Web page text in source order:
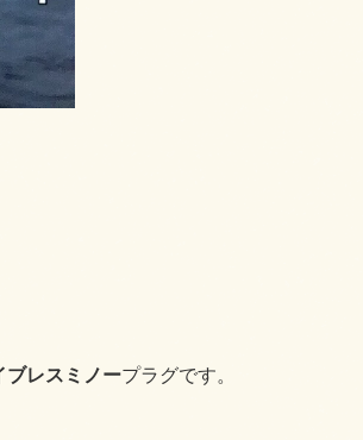
ブレスミノープラグです。